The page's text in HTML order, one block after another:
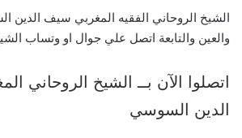
الشيخ الروحاني الفقيه المغربي سيف الدين
والعين والتابعة اتصل علي جوال او وتساب
اتصلوا الآن بــ الشيخ الروحاني
الدين السوسي